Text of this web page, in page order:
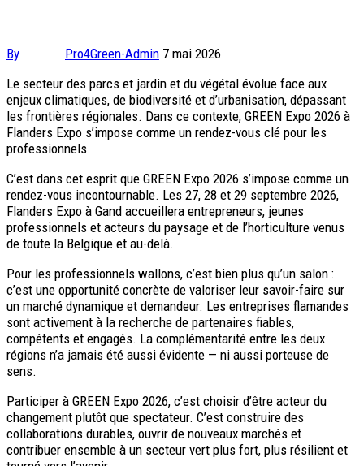
By Pro4Green-Admin 7 mai 2026
Le secteur des parcs et jardin et du végétal évolue face aux
enjeux climatiques, de biodiversité et d’urbanisation, dépassant
les frontières régionales. Dans ce contexte, GREEN Expo 2026 à
Flanders Expo s’impose comme un rendez-vous clé pour les
professionnels.
C’est dans cet esprit que GREEN Expo 2026 s’impose comme un
rendez-vous incontournable. Les 27, 28 et 29 septembre 2026,
Flanders Expo à Gand accueillera entrepreneurs, jeunes
professionnels et acteurs du paysage et de l’horticulture venus
de toute la Belgique et au-delà.
Pour les professionnels wallons, c’est bien plus qu’un salon :
c’est une opportunité concrète de valoriser leur savoir-faire sur
un marché dynamique et demandeur. Les entreprises flamandes
sont activement à la recherche de partenaires fiables,
compétents et engagés. La complémentarité entre les deux
régions n’a jamais été aussi évidente — ni aussi porteuse de
sens.
Participer à GREEN Expo 2026, c’est choisir d’être acteur du
changement plutôt que spectateur. C’est construire des
collaborations durables, ouvrir de nouveaux marchés et
contribuer ensemble à un secteur vert plus fort, plus résilient et